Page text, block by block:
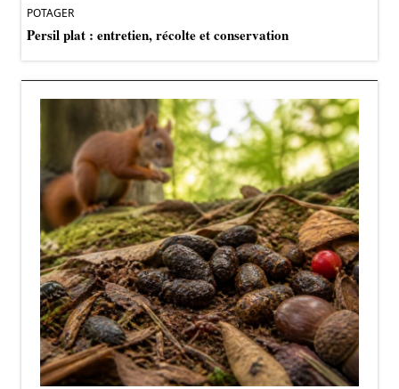
POTAGER
Persil plat : entretien, récolte et conservation